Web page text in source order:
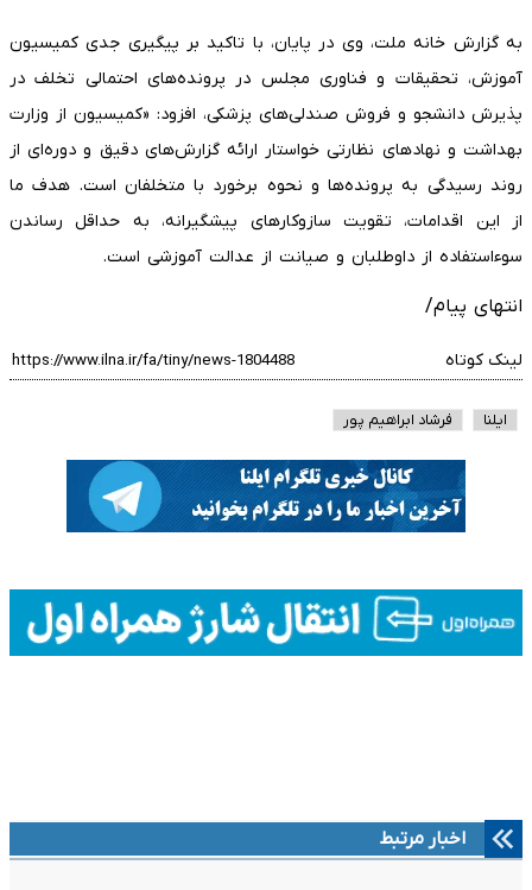
به گزارش خانه ملت، وی در پایان، با تاکید بر پیگیری جدی کمیسیون
آموزش، تحقیقات و فناوری مجلس در پرونده‌های احتمالی تخلف در
پذیرش دانشجو و فروش صندلی‌های پزشکی، افزود: «کمیسیون از وزارت
بهداشت و نهادهای نظارتی خواستار ارائه گزارش‌های دقیق و دوره‌ای از
روند رسیدگی به پرونده‌ها و نحوه برخورد با متخلفان است. هدف ما
از این اقدامات، تقویت سازوکارهای پیشگیرانه، به حداقل رساندن
سوءاستفاده از داوطلبان و صیانت از عدالت آموزشی است.
انتهای پیام/
لینک کوتاه
ایلنا فرشاد ابراهیم پور
اخبار مرتبط